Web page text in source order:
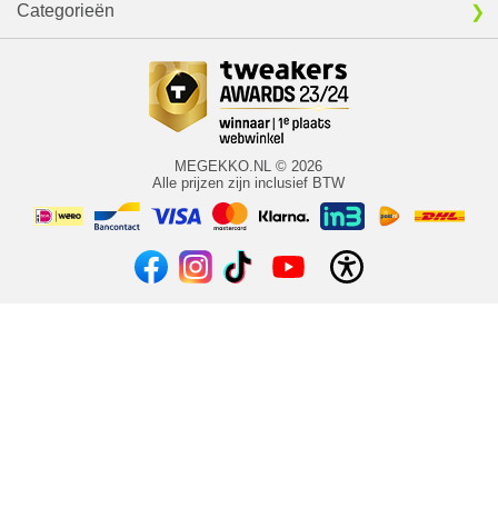
Categorieën
MEGEKKO.NL © 2026
Alle prijzen zijn inclusief BTW